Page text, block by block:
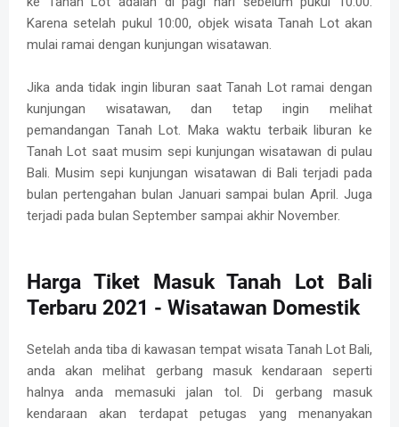
Karena setelah pukul 10:00, objek wisata Tanah Lot akan
mulai ramai dengan kunjungan wisatawan.
Jika anda tidak ingin liburan saat Tanah Lot ramai dengan
kunjungan wisatawan, dan tetap ingin melihat
pemandangan Tanah Lot. Maka waktu terbaik liburan ke
Tanah Lot saat musim sepi kunjungan wisatawan di pulau
Bali. Musim sepi kunjungan wisatawan di Bali terjadi pada
bulan pertengahan bulan Januari sampai bulan April. Juga
terjadi pada bulan September sampai akhir November.
Harga Tiket Masuk Tanah Lot Bali
Terbaru 2021 - Wisatawan Domestik
Setelah anda tiba di kawasan tempat wisata Tanah Lot Bali,
anda akan melihat gerbang masuk kendaraan seperti
halnya anda memasuki jalan tol. Di gerbang masuk
kendaraan akan terdapat petugas yang menanyakan